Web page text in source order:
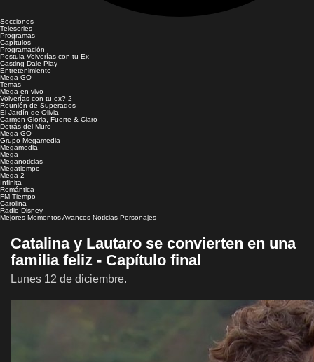
Secciones
Teleseries
Programas
Capítulos
Programación
Postula Volverías con tu Ex
Casting Dale Play
Entretenimiento
Mega GO
Temas
Mega en vivo
Volverías con tu ex? 2
Reunión de Superados
El Jardín de Olivia
Carmen Gloria, Fuerte & Claro
Detrás del Muro
Mega GO
Grupo Megamedia
Megamedia
Mega
Meganoticias
Megatiempo
Mega 2
Infinita
Romántica
FM Tiempo
Carolina
Radio Disney
Mejores MomentosAvances Noticias Personajes
Catalina y Lautaro se convierten en una
familia feliz - Capítulo final
Lunes 12 de diciembre.